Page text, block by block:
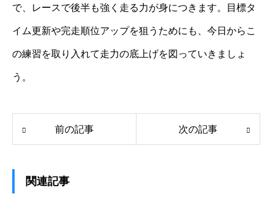
で、レースで後半も強く走る力が身につきます。目標タ
イム更新や完走順位アップを狙うためにも、今日からこ
の練習を取り入れて走力の底上げを図っていきましょ
う。
前の記事 次の記事
関連記事